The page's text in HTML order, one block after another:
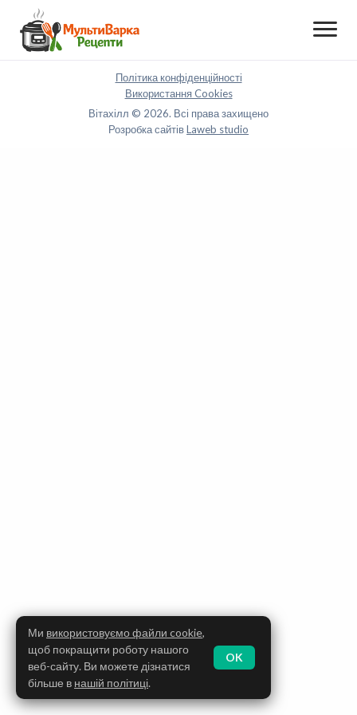
Політика конфіденційності
Використання Cookies
Вітахілл © 2026. Всі права захищено
Розробка сайтівLaweb studio
Ми використовуємо файли cookie,
щоб покращити роботу нашого
веб-сайту. Ви можете дізнатися
більше в нашій політиці.
OK